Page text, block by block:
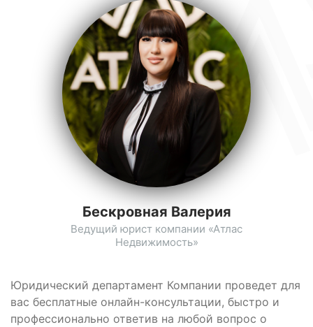
Юридический департамент Компании проведет для
вас бесплатные онлайн-консультации, быстро и
профессионально ответив на любой вопрос о
Бескровная Валерия
Ведущий юрист компании «Атлас
Недвижимость»